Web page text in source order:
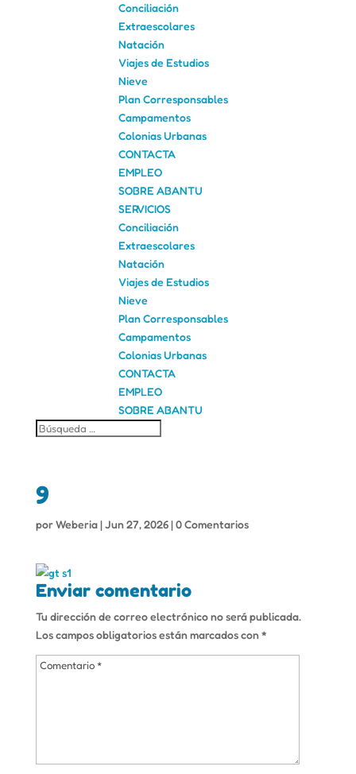
Conciliación
Extraescolares
Natación
Viajes de Estudios
Nieve
Plan Corresponsables
Campamentos
Colonias Urbanas
CONTACTA
EMPLEO
SOBRE ABANTU
SERVICIOS
Conciliación
Extraescolares
Natación
Viajes de Estudios
Nieve
Plan Corresponsables
Campamentos
Colonias Urbanas
CONTACTA
EMPLEO
SOBRE ABANTU
9
porWeberia|Jun 27, 2026|0 Comentarios
Enviar comentario
Tu dirección de correo electrónico no será publicada.
Los campos obligatorios están marcados con*